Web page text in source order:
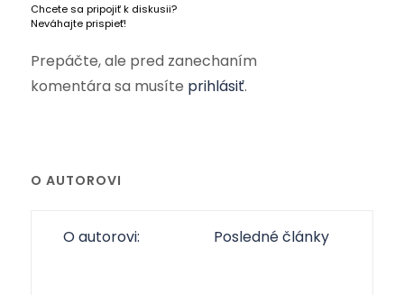
Chcete sa pripojiť k diskusii?
Neváhajte prispieť!
Prepáčte, ale pred zanechaním
komentára sa musíte prihlásiť.
O AUTOROVI
O autorovi: Posledné články